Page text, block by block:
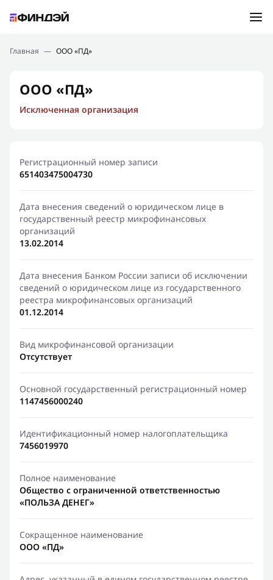
Подбор займа
Новости
Финансовое просвещение
Главная — ООО «ПД»
ООО «ПД»
Исключенная организация
Регистрационный номер записи
651403475004730
Дата внесения сведений о юридическом лице в
государственный реестр микрофинансовых
организаций
13.02.2014
Дата внесения Банком России записи об исключении
сведений о юридическом лице из государственного
реестра микрофинансовых организаций
01.12.2014
Вид микрофинансовой организации
Отсутствует
Основной государственный регистрационный номер
1147456000240
Идентификационный номер налогоплательщика
7456019970
Полное наименование
Общество с ограниченной ответственностью
«ПОЛЬЗА ДЕНЕГ»
Сокращенное наименование
ООО «ПД»
Ошибка:Контактная форма не найдена.
Спасибо, что написали нам
Мы свяжемся с Вами в ближайшее время и сообщим
результат
Отправить новый запрос